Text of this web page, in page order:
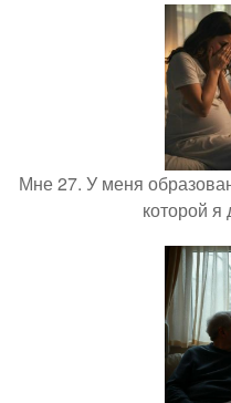
Мне 27. У меня
которой я